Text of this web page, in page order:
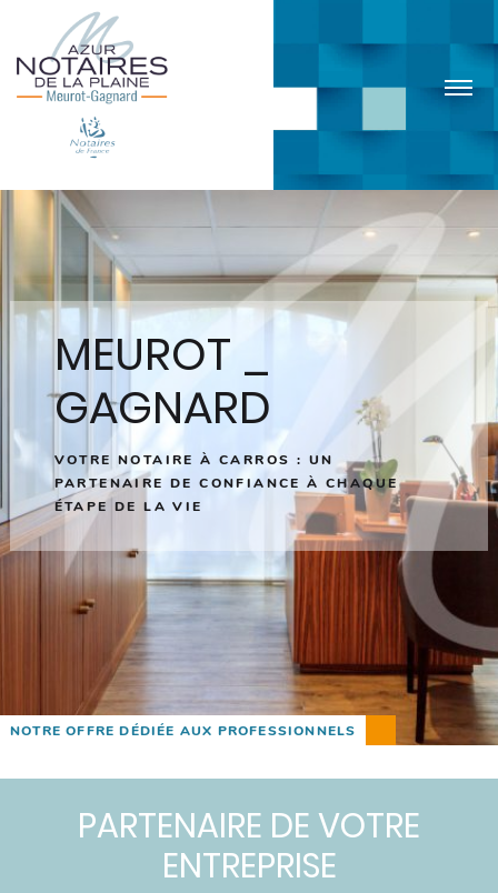
MEUROT _
GAGNARD
VOTRE NOTAIRE À CARROS : UN
PARTENAIRE DE CONFIANCE À CHAQUE
ÉTAPE DE LA VIE
NOTRE OFFRE DÉDIÉE AUX PROFESSIONNELS
PARTENAIRE DE VOTRE
ENTREPRISE